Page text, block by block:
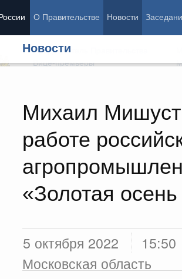
О Правительстве Новости
Новости
Михаил
работе
«Золотая
5 октября 2022
15:50
Московская область
Председатель Правительства
Вице-премьеры
Демография
Здоровье
Культура
Государство
Государственные программы